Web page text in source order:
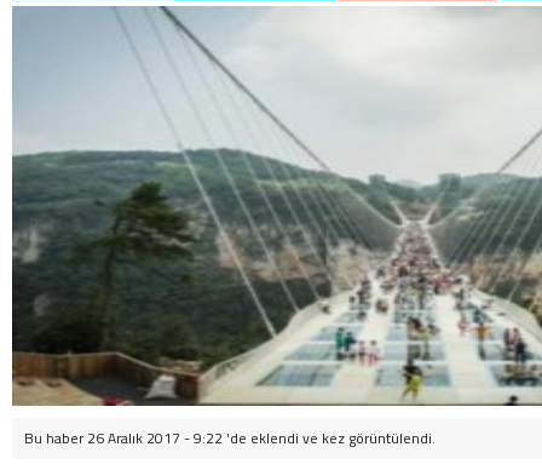
Bu haber 26 Aralık 2017 - 9:22 'de eklendi ve kez görüntülendi.